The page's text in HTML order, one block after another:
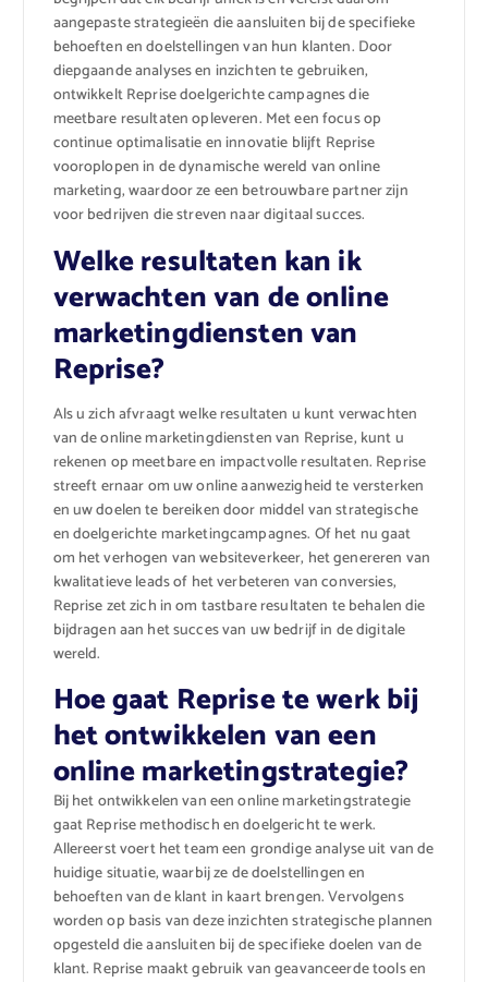
aangepaste strategieën die aansluiten bij de specifieke
behoeften en doelstellingen van hun klanten. Door
diepgaande analyses en inzichten te gebruiken,
ontwikkelt Reprise doelgerichte campagnes die
meetbare resultaten opleveren. Met een focus op
continue optimalisatie en innovatie blijft Reprise
vooroplopen in de dynamische wereld van online
marketing, waardoor ze een betrouwbare partner zijn
voor bedrijven die streven naar digitaal succes.
Welke resultaten kan ik
verwachten van de online
marketingdiensten van
Reprise?
Als u zich afvraagt welke resultaten u kunt verwachten
van de online marketingdiensten van Reprise, kunt u
rekenen op meetbare en impactvolle resultaten. Reprise
streeft ernaar om uw online aanwezigheid te versterken
en uw doelen te bereiken door middel van strategische
en doelgerichte marketingcampagnes. Of het nu gaat
om het verhogen van websiteverkeer, het genereren van
kwalitatieve leads of het verbeteren van conversies,
Reprise zet zich in om tastbare resultaten te behalen die
bijdragen aan het succes van uw bedrijf in de digitale
wereld.
Hoe gaat Reprise te werk bij
het ontwikkelen van een
online marketingstrategie?
Bij het ontwikkelen van een online marketingstrategie
gaat Reprise methodisch en doelgericht te werk.
Allereerst voert het team een grondige analyse uit van de
huidige situatie, waarbij ze de doelstellingen en
behoeften van de klant in kaart brengen. Vervolgens
worden op basis van deze inzichten strategische plannen
opgesteld die aansluiten bij de specifieke doelen van de
klant. Reprise maakt gebruik van geavanceerde tools en